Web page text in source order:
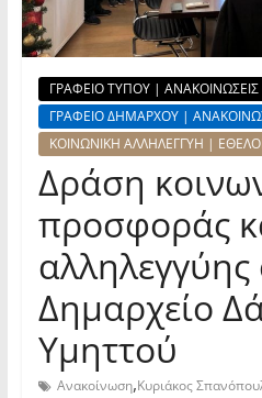
ΓΡΑΦΕΙΟ ΤΥΠΟΥ | ΑΝΑΚΟΙΝΩΣΕΙΣ
ΓΡΑΦΕΙΟ ΔΗΜΑΡΧΟΥ |
ΚΟΙΝΩΝΙΚΗ ΑΛΛΗΛΕΓΓΥΗ |
Δράση
προσφοράς
αλληλεγγύης
Δημαρχείο
Υμηττού
Ανακοίνωση,Κυριάκος